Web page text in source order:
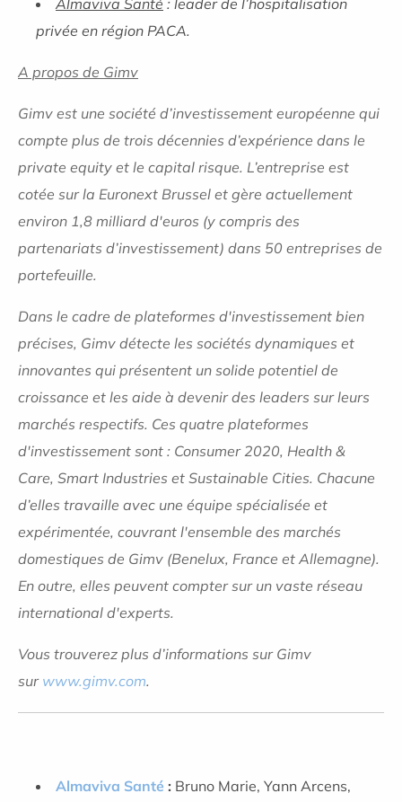
privée en région PACA.
A propos de Gimv
Gimv est une société d’investissement européenne qui
compte plus de trois décennies d’expérience dans le
private equity et le capital risque. L’entreprise est
cotée sur la Euronext Brussel et gère actuellement
environ 1,8 milliard d'euros (y compris des
partenariats d’investissement) dans 50 entreprises de
portefeuille.
Dans le cadre de plateformes d'investissement bien
précises, Gimv détecte les sociétés dynamiques et
innovantes qui présentent un solide potentiel de
croissance et les aide à devenir des leaders sur leurs
marchés respectifs. Ces quatre plateformes
d'investissement sont : Consumer 2020, Health &
Care, Smart Industries et Sustainable Cities. Chacune
d’elles travaille avec une équipe spécialisée et
expérimentée, couvrant l'ensemble des marchés
domestiques de Gimv (Benelux, France et Allemagne).
En outre, elles peuvent compter sur un vaste réseau
international d'experts.
Vous trouverez plus d’informations sur Gimv
sur www.gimv.com.
Almaviva Santé : Bruno Marie, Yann Arcens,